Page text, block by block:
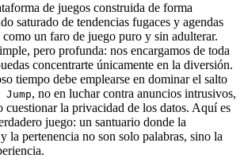
de juegos construida de forma
saturado de tendencias fugaces y agendas
un faro de juego puro y sin adulterar.
pero profunda: nos encargamos de toda
concentrarte únicamente en la diversión.
tiempo debe emplearse en dominar el salto
, no en luchar contra anuncios intrusivos,
cuestionar la privacidad de los datos. Aquí es
juego: un santuario donde la
la pertenencia no son solo palabras, sino la